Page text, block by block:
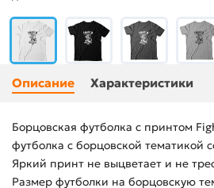
Описание Характеристики
Борцовская футболка с принтом
футболка с борцовской тематикой
Яркий принт не выцветает и не
Размер футболки на борцовскую